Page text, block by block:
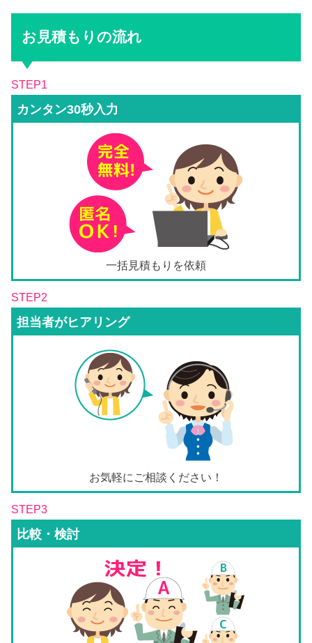
お見積もりの流れ
STEP1
カンタン30秒入力
一括見積もりを依頼
STEP2
担当者がヒアリング
お気軽にご相談ください！
STEP3
比較・検討